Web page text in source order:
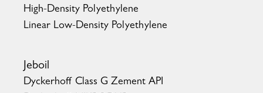
High-Density Polyethylene
Linear Low-Density Polyethylene
Jeboil
Dyckerhoff Class G Zement API